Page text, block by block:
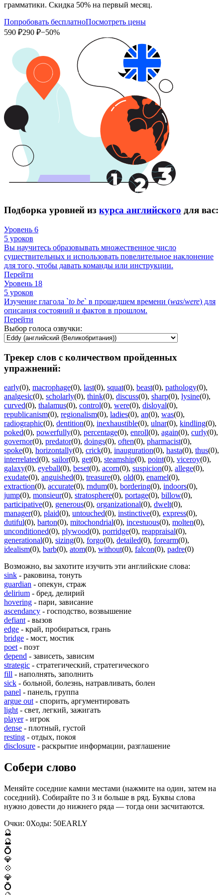
грамматики. Скидка 50% на первый месяц.
Попробовать бесплатноПосмотреть цены
590 ₽290 ₽−50%
Подборка уровней из курса английского для вас:
Уровень 6
5 уроков
Вы научитесь образовывать множественное число
существительных и использовать повелительное наклонение
для того, чтобы давать команды или инструкции.
Перейти
Уровень 18
5 уроков
Изучение глагола `to be` в прошедшем времени (was/were) для
описания состояний и фактов в прошлом.
Перейти
Выбор голоса озвучки:
Трекер слов с количеством пройденных
упражнений:
early(0), macrophage(0), last(0), squat(0), beast(0), pathology(0),
analgesic(0), scholarly(0), think(0), discuss(0), sharp(0), lysine(0),
curved(0), thalamus(0), control(0), were(0), disloyal(0),
republicanism(0), regionalism(0), ladies(0), an(0), was(0),
radiographic(0), dentition(0), inexhaustible(0), ulnar(0), kindling(0),
poked(0), powerfully(0), percentage(0), enroll(0), again(0), curly(0),
governor(0), predator(0), doings(0), often(0), pharmacist(0),
spoke(0), horizontally(0), crick(0), inauguration(0), hasta(0), thus(0),
interrelated(0), sailor(0), get(0), steamship(0), point(0), viceroy(0),
galaxy(0), eyeball(0), beset(0), acorn(0), suspicion(0), allege(0),
exudate(0), anguished(0), treasure(0), old(0), enamel(0),
extraction(0), accurate(0), rndum(0), bordering(0), indoors(0),
jump(0), monsieur(0), stratosphere(0), portage(0), billow(0),
participative(0), generous(0), organizational(0), dwelt(0),
manager(0), plaid(0), untouched(0), instinctive(0), express(0),
dutiful(0), barton(0), mitochondrial(0), incestuous(0), molten(0),
unconditioned(0), plywood(0), porridge(0), reappraisal(0),
generational(0), sizing(0), forgo(0), detailed(0), forearm(0),
idealism(0), barb(0), atom(0), without(0), falcon(0), padre(0)
Возможно, вы захотите изучить эти английские слова:
sink - раковина, тонуть
guardian - опекун, страж
delirium - бред, делирий
hovering - пари, зависание
ascendancy - господство, возвышение
defiant - вызов
edge - край, пробираться, грань
bridge - мост, мостик
poet - поэт
depend - зависеть, зависим
strategic - стратегический, стратегического
fill - наполнять, заполнить
sick - больной, болезнь, натравливать, болен
panel - панель, группа
argue out - спорить, аргументировать
light - свет, легкий, зажигать
player- игрок
dense - плотный, густой
resting - отдых, покоя
disclosure - раскрытие информации, разглашение
Собери слово
Меняйте соседние камни местами (нажмите на один, затем на
соседний). Собирайте по 3 и больше в ряд. Буквы слова
нужно довести до нижнего ряда — тогда они засчитаются.
Очки: 0Ходы: 50EARLY
🔮
🔮
💍
💎
💠
💎
💍